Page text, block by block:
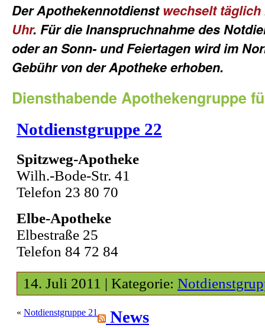
Der Apothekennotdienstwechselt täglich
Uhr. Für die Inanspruchnahme des
oder an Sonn- und Feiertagen wird im
Gebühr von der Apotheke erhoben.
Diensthabende Apothekengruppe